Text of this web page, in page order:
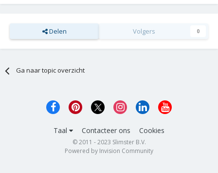
Delen Volgers 0
Ga naar topic overzicht
Taal Contacteer ons Cookies
© 2011 - 2023 Slimster B.V.
Powered by Invision Community